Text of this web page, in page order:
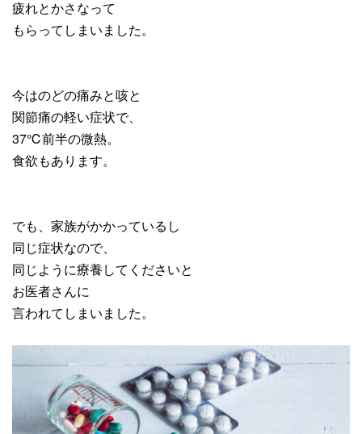
疲れとかさなって
もらってしまいました。
今はのどの痛みと咳と
関節痛の軽い症状で、
37℃前半の微熱。
食欲もあります。
でも、家族がかかっているし
同じ症状なので、
同じように療養してくださいと
お医者さんに
言われてしまいました。